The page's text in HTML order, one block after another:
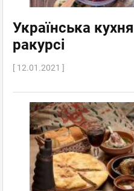
Українська
ракурсі
[ 12.01.2021 ]